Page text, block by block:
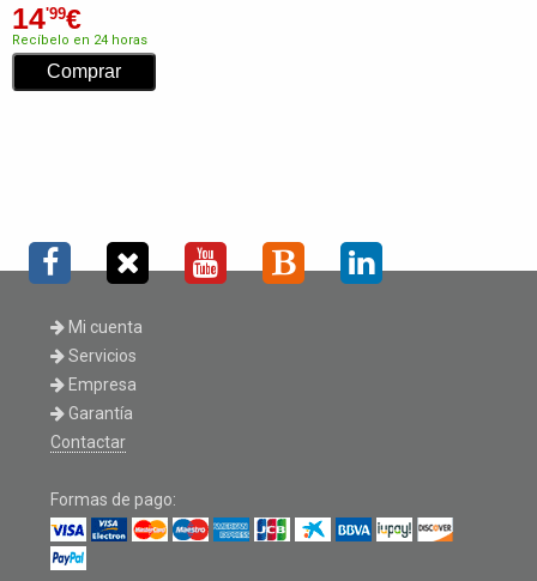
14'99€
Recíbelo en 24 horas
Mi cuenta
Servicios
Empresa
Garantía
Contactar
Formas de pago: